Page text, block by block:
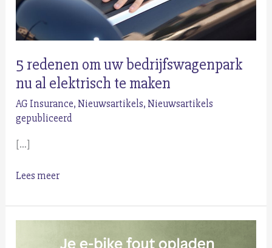
5 redenen om uw bedrijfswagenpark
nu al elektrisch te maken
AG Insurance, Nieuwsartikels, Nieuwsartikels
gepubliceerd
[…]
5
om
uw
bedrijfswagenpark
Lees meer